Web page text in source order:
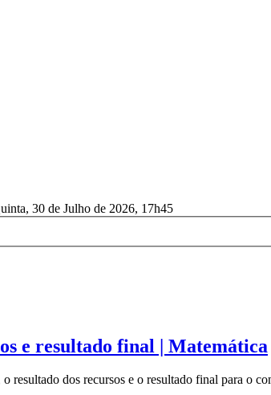
30 de Julho de 2026, 17h45
e resultado final | Matemática
dos recursos e o resultado final para o